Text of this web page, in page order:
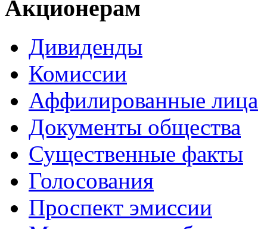
Акционерам
Дивиденды
Комиссии
Аффилированные лица
Документы общества
Существенные факты
Голосования
Проспект эмиссии